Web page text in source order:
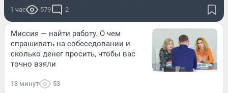
1 час 579 2
Миссия — найти работу. О чем
спрашивать на собеседовании и
сколько денег просить, чтобы вас
точно взяли
13 минут 53